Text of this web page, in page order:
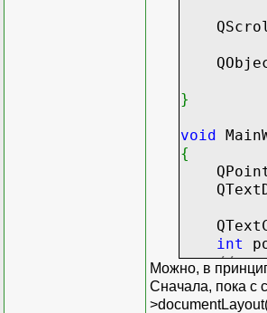
}
void
{
int
//
this-
}
Можно, в
Сначала, пока с